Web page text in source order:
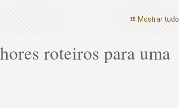
Mostrar tudo
roteiros para uma